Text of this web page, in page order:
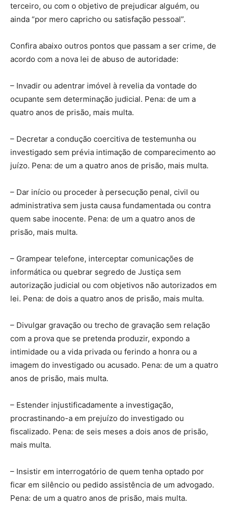
terceiro, ou com o objetivo de prejudicar alguém, ou
ainda “por mero capricho ou satisfação pessoal”.
Confira abaixo outros pontos que passam a ser crime, de
acordo com a nova lei de abuso de autoridade:
– Invadir ou adentrar imóvel à revelia da vontade do
ocupante sem determinação judicial. Pena: de um a
quatro anos de prisão, mais multa.
– Decretar a condução coercitiva de testemunha ou
investigado sem prévia intimação de comparecimento ao
juízo. Pena: de um a quatro anos de prisão, mais multa.
– Dar início ou proceder à persecução penal, civil ou
administrativa sem justa causa fundamentada ou contra
quem sabe inocente. Pena: de um a quatro anos de
prisão, mais multa.
– Grampear telefone, interceptar comunicações de
informática ou quebrar segredo de Justiça sem
autorização judicial ou com objetivos não autorizados em
lei. Pena: de dois a quatro anos de prisão, mais multa.
– Divulgar gravação ou trecho de gravação sem relação
com a prova que se pretenda produzir, expondo a
intimidade ou a vida privada ou ferindo a honra ou a
imagem do investigado ou acusado. Pena: de um a quatro
anos de prisão, mais multa.
– Estender injustificadamente a investigação,
procrastinando-a em prejuízo do investigado ou
fiscalizado. Pena: de seis meses a dois anos de prisão,
mais multa.
– Insistir em interrogatório de quem tenha optado por
ficar em silêncio ou pedido assistência de um advogado.
Pena: de um a quatro anos de prisão, mais multa.